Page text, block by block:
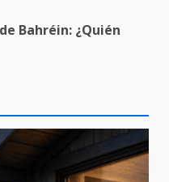
Bahréin: ¿Quién